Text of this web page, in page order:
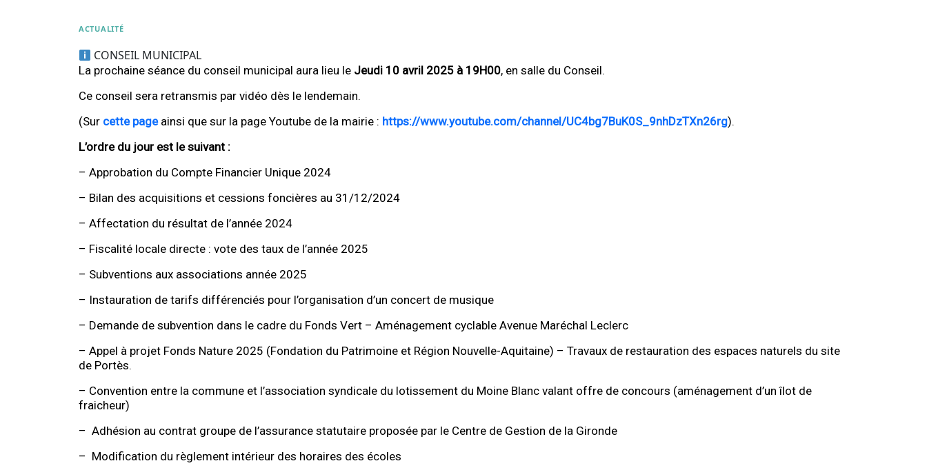
ACTUALITÉ
CONSEIL MUNICIPAL
La prochaine séance du conseil municipal aura lieu le Jeudi 10 avril 2025 à 19H00, en salle du Conseil.
Ce conseil sera retransmis par vidéo dès le lendemain.
(Sur cette pageainsi que sur la page Youtube de la mairie : https://www.youtube.com/channel/UC4bg7BuK0S_9nhDzTXn26rg).
L’ordre du jour est le suivant :
– Approbation du Compte Financier Unique 2024
– Bilan des acquisitions et cessions foncières au 31/12/2024
– Affectation du résultat de l’année 2024
– Fiscalité locale directe : vote des taux de l’année 2025
– Subventions aux associations année 2025
– Instauration de tarifs différenciés pour l’organisation d’un concert de musique
– Demande de subvention dans le cadre du Fonds Vert – Aménagement cyclable Avenue Maréchal Leclerc
– Appel à projet Fonds Nature 2025 (Fondation du Patrimoine et Région Nouvelle-Aquitaine) – Travaux de restauration des espaces naturels du site
de Portès.
– Convention entre la commune et l’association syndicale du lotissement du Moine Blanc valant offre de concours (aménagement d’un îlot de
fraicheur)
– Adhésion au contrat groupe de l’assurance statutaire proposée par le Centre de Gestion de la Gironde
– Modification du règlement intérieur des horaires des écoles